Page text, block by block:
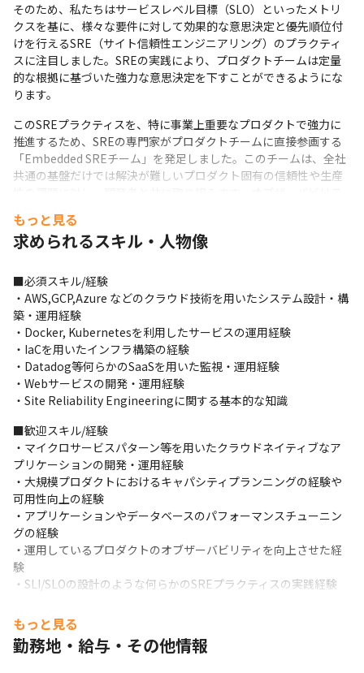
そのため、私たちはサービスレベル目標（SLO）といったメトリ
クスを基に、様々な要件に対して効果的な意思決定と優先順位付
けを行えるSRE（サイト信頼性エンジニアリング）のプラクティ
スに注目しました。SREの実践により、プロダクトチームは定量
的な根拠に基づいた強力な意思決定を下すことができるようにな
ります。
このSREプラクティスを、特に事業上重要なプロダクトで強力に
推進するため、SREの専門家がプロダクトチームに直接参画する
「Embedded SREチーム」を発足しました。このチームは、全社
共通の基盤だけでは解決が難しいプロダクト固有の信頼性や生産
った、アプリケーションからインフラまでを俯瞰した全体最適の
視点からソリューションを提案・実行し、ユーザーへの価値提供
■業務概要
・プロダクトの特性や要件に基づいたインフラの設計、構築、レ
ビュー
・SLO/SLI設計、及びモニタリング、ロギング、トレーシングの整
・パフォーマンスのボトルネック特定と解消、キャパシティプラ
ンニング
・システム障害時のインシデント対応と原因分析・再発防止
・手動作業を削減するための運用自動化
・CI/CDパイプラインの改善
・開発チームにおけるSREプラクティスの導入と定着
・プロダクトチームの課題の全社共通基盤への還元
※会社の事業状況やご本人の適性に応じて担当する業務内容が変
更となる場合があります。
もっと見る
求められるスキル・人物像
■必須スキル/経験
・AWS,GCP,Azure などのクラウド技術を用いたシステム設計・構
築・運用経験
・Docker, Kubernetesを利用したサービスの運用経験
・IaCを用いたインフラ構築の経験
・Datadog等何らかのSaaSを用いた監視・運用経験
・Webサービスの開発・運用経験
・Site Reliability Engineeringに関する基本的な知識
■歓迎スキル/経験
・マイクロサービスパターン等を用いたクラウドネイティブなア
プリケーションの開発・運用経験
・大規模プロダクトにおけるキャパシティプランニングの経験や
可用性向上の経験
・アプリケーションやデータベースのパフォーマンスチューニン
グの経験
・運用しているプロダクトのオブザーバビリティを向上させた経
験
・SLI/SLOの設計のような何らかのSREプラクティスの実践経験
・CI/CDの構築・整備の経験
■求める人物像
もっと見る
勤務地・給与・その他情報